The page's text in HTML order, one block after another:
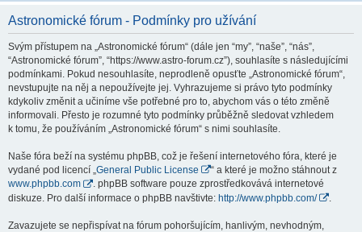
Astronomické fórum - Podmínky pro užívání
Svým přístupem na „Astronomické fórum“ (dále jen “my”, “naše”, “nás”,
“Astronomické fórum”, “https://www.astro-forum.cz”), souhlasíte s následujícími
podmínkami. Pokud nesouhlasíte, neprodleně opusťte „Astronomické fórum“,
nevstupujte na něj a nepoužívejte jej. Vyhrazujeme si právo tyto podmínky
kdykoliv změnit a učiníme vše potřebné pro to, abychom vás o této změně
informovali. Přesto je rozumné tyto podmínky průběžně sledovat vzhledem
k tomu, že používáním „Astronomické fórum“ s nimi souhlasíte.
Naše fóra beží na systému phpBB, což je řešení internetového fóra, které je
vydané pod licencí „General Public License
“ a které je možno stáhnout z
www.phpbb.com
. phpBB software pouze zprostředkovává internetové
diskuze. Pro další informace o phpBB navštivte: http://www.phpbb.com/
Zavazujete se nepřispívat na fórum pohoršujícím, hanlivým, nevhodným,